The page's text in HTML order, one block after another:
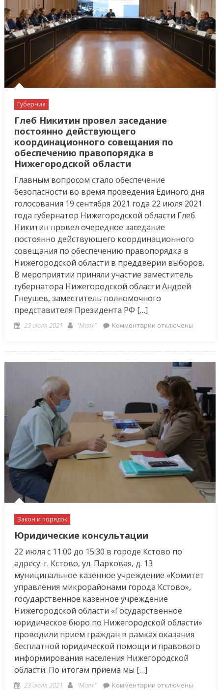
Губерния
Глеб Никитин провел заседание
постоянно действующего
координационного совещания по
обеспечению правопорядка в
Нижегородской области
Главным вопросом стало обеспечение
безопасности во время проведения Единого дня
голосования 19 сентября 2021 года 22 июля 2021
года губернатор Нижегородской области Глеб
Никитин провел очередное заседание
постоянно действующего координационного
совещания по обеспечению правопорядка в
Нижегородской области в преддверии выборов.
В мероприятии приняли участие заместитель
губернатора Нижегородской области Андрей
Гнеушев, заместитель полномочного
представителя Президента РФ […]
Posted
23 июля 2021 Author
"Маяк" Комментариик
провел
заседание
постоянно
действующего
координационного
совещания
по
обеспечению
правопорядка
в
Нижегородской
отключены
Закон и порядок
Юридические консультации
22 июля с 11:00 до 15:30 в городе Кстово по
адресу: г. Кстово, ул. Парковая, д. 13
муниципальное казенное учреждение «Комитет
управления микрорайонами города Кстово»,
государственное казенное учреждение
Нижегородской области «Государственное
юридическое бюро по Нижегородской области»
проводили прием граждан в рамках оказания
бесплатной юридической помощи и правового
информирования населения Нижегородской
области. По итогам приема мы […]
Posted
23 июля 2021 Author
"Маяк" Комментариикотключены